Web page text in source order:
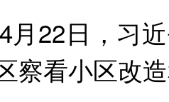
22日，习近
察看小区改